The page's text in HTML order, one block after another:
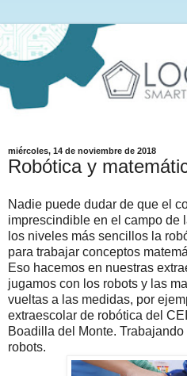
miércoles, 14 de noviembre de 2018
Robótica y
Nadie puede dudar de que el
imprescindible en el campo de
los niveles más sencillos la
para trabajar conceptos
Eso hacemos en nuestras
jugamos con los robots y las
vueltas a las medidas, por
extraescolar de robótica del
Boadilla del Monte.
robots.